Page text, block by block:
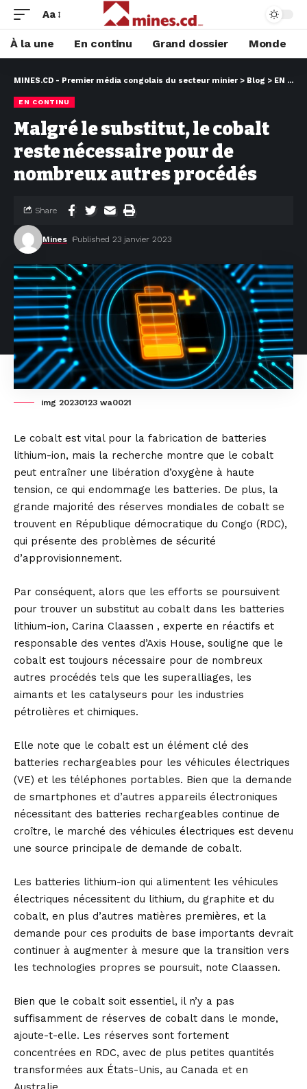
Aa
À la une En continu Grand dossier Monde
MINES.CD - Premier média congolais du secteur minier > Blog > EN CONTINU
EN CONTINU
Malgré le substitut, le cobalt
reste nécessaire pour de
nombreux autres procédés
Mines Published 23 janvier 2023
Share
img 20230123 wa0021
Le cobalt est vital pour la fabrication de batteries
lithium-ion, mais la recherche montre que le cobalt
peut entraîner une libération d’oxygène à haute
tension, ce qui endommage les batteries. De plus, la
grande majorité des réserves mondiales de cobalt se
trouvent en République démocratique du Congo (RDC),
qui présente des problèmes de sécurité
d’approvisionnement.
Par conséquent, alors que les efforts se poursuivent
pour trouver un substitut au cobalt dans les batteries
lithium-ion, Carina Claassen , experte en réactifs et
responsable des ventes d’Axis House, souligne que le
cobalt est toujours nécessaire pour de nombreux
autres procédés tels que les superalliages, les
aimants et les catalyseurs pour les industries
pétrolières et chimiques.
Elle note que le cobalt est un élément clé des
batteries rechargeables pour les véhicules électriques
(VE) et les téléphones portables. Bien que la demande
de smartphones et d’autres appareils électroniques
nécessitant des batteries rechargeables continue de
croître, le marché des véhicules électriques est devenu
une source principale de demande de cobalt.
Les batteries lithium-ion qui alimentent les véhicules
électriques nécessitent du lithium, du graphite et du
cobalt, en plus d’autres matières premières, et la
demande pour ces produits de base importants devrait
continuer à augmenter à mesure que la transition vers
les technologies propres se poursuit, note Claassen.
Bien que le cobalt soit essentiel, il n’y a pas
suffisamment de réserves de cobalt dans le monde,
ajoute-t-elle. Les réserves sont fortement
concentrées en RDC, avec de plus petites quantités
transformées aux États-Unis, au Canada et en